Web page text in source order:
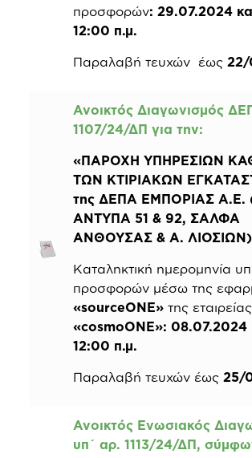
προσφορών: 29.07.2024
12:00 π.μ.
Παραλαβή τευχών έως 22/
Ανοικτός Διαγωνισμός
1107/24/ΔΠ για την:
«ΠΑΡΟΧΗ ΥΠΗΡΕΣΙΩΝ
ΤΩΝ ΚΤΙΡΙΑΚΩΝ
της ΔΕΠΑ ΕΜΠΟΡΙΑΣ Α.Ε.
ΑΝΤΥΠΑ 51 & 92, ΣΑΛΦΑ
ΑΝΘΟΥΣΑΣ & Α.
Καταληκτική ημερομηνία
προσφορών μέσω της
«sourceONE»της εταιρείας
«cosmoONE»: 08.07.2024
12:00 π.μ.
Παραλαβή τευχών έως 25/
Ανοικτός Ενωσιακός
υπ΄ αρ. 1113/24/ΔΠ,